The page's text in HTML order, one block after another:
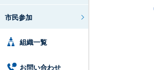
市民参加
組織一覧
お問い合わせ